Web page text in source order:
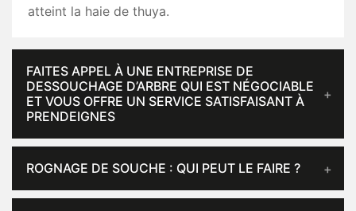
atteint la haie de thuya.
FAITES APPEL À UNE ENTREPRISE DE
DESSOUCHAGE D’ARBRE QUI EST NÉGOCIABLE
ET VOUS OFFRE UN SERVICE SATISFAISANT À
PRENDEIGNES
ROGNAGE DE SOUCHE : QUI PEUT LE FAIRE ?